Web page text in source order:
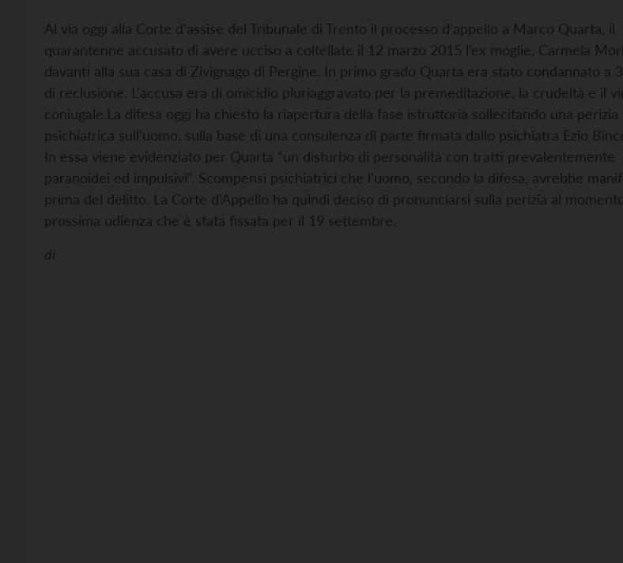
Al via oggi alla Corte d’assise del Tribunale di Trento il processo d’appello a Marco Quarta, il
quarantenne accusato di avere ucciso a coltellate il 12 marzo 2015 l’ex moglie, Carmela
davanti alla sua casa di Zivignago di Pergine. In primo grado Quarta era stato condannato a
di reclusione. L’accusa era di omicidio pluriaggravato per la premeditazione, la crudeltà e il
coniugale.La difesa oggi ha chiesto la riapertura della fase istruttoria sollecitando una perizia
psichiatrica sull’uomo, sulla base di una consulenza di parte firmata dallo psichiatra Ezio
In essa viene evidenziato per Quarta “un disturbo di personalità con tratti prevalentemente
paranoidei ed impulsivi”. Scompensi psichiatrici che l’uomo, secondo la difesa, avrebbe
prima del delitto. La Corte d’Appello ha quindi deciso di pronunciarsi sulla perizia al
prossima udienza che è stata fissata per il 19 settembre.
di